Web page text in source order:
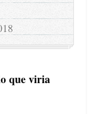
que viria